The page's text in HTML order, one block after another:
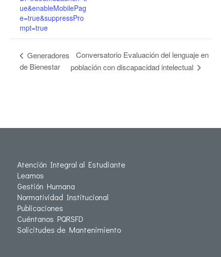
ue&enableMobilePag
e=true&suppressPro
mpt=true
Generadores
de Bienestar
Conversatorio Evaluación del lenguaje en
población con discapacidad intelectual
Atención Integral al Estudiante
Leamos
Gestión Humana
Normatividad Institucional
Publicaciones
Cuéntanos PQRSFD
Solicitudes de Mantenimiento